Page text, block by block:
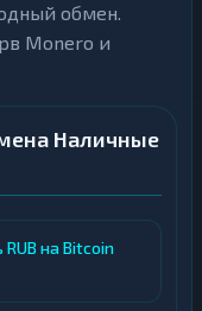
обмен.
Monero и
Наличные
на Bitcoin